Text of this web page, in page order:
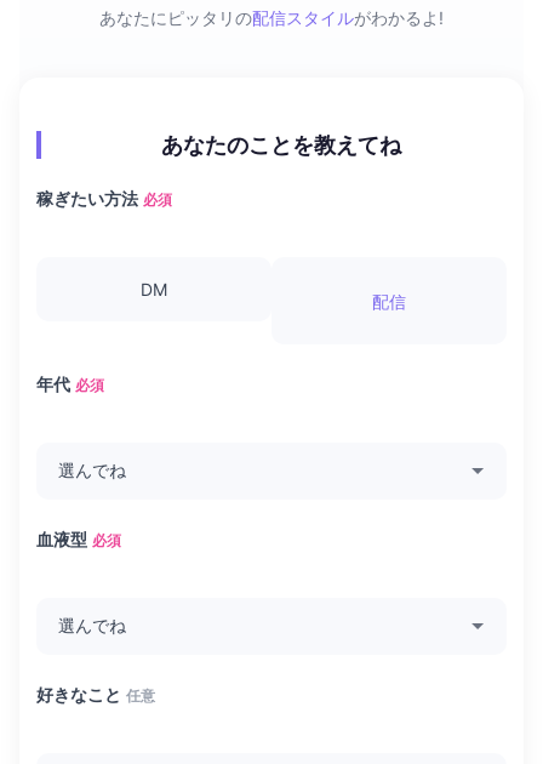
あなたにピッタリの配信スタイルがわかるよ!
あなたのことを教えてね
稼ぎたい方法 必須
DM
配信
年代 必須
血液型 必須
好きなこと 任意